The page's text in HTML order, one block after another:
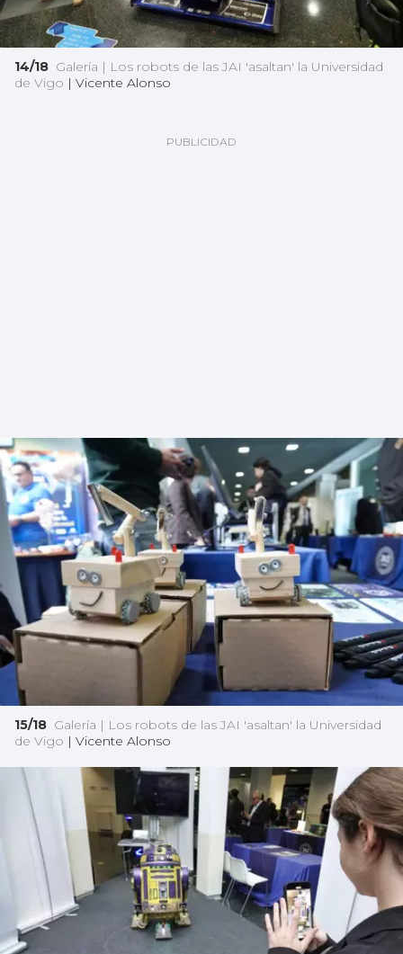
14/18 Galería | Los robots de las JAI 'asaltan' la Universidad
de Vigo | Vicente Alonso
15/18 Galería | Los robots de las JAI 'asaltan' la Universidad
de Vigo | Vicente Alonso